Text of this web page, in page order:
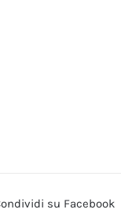
su Facebook